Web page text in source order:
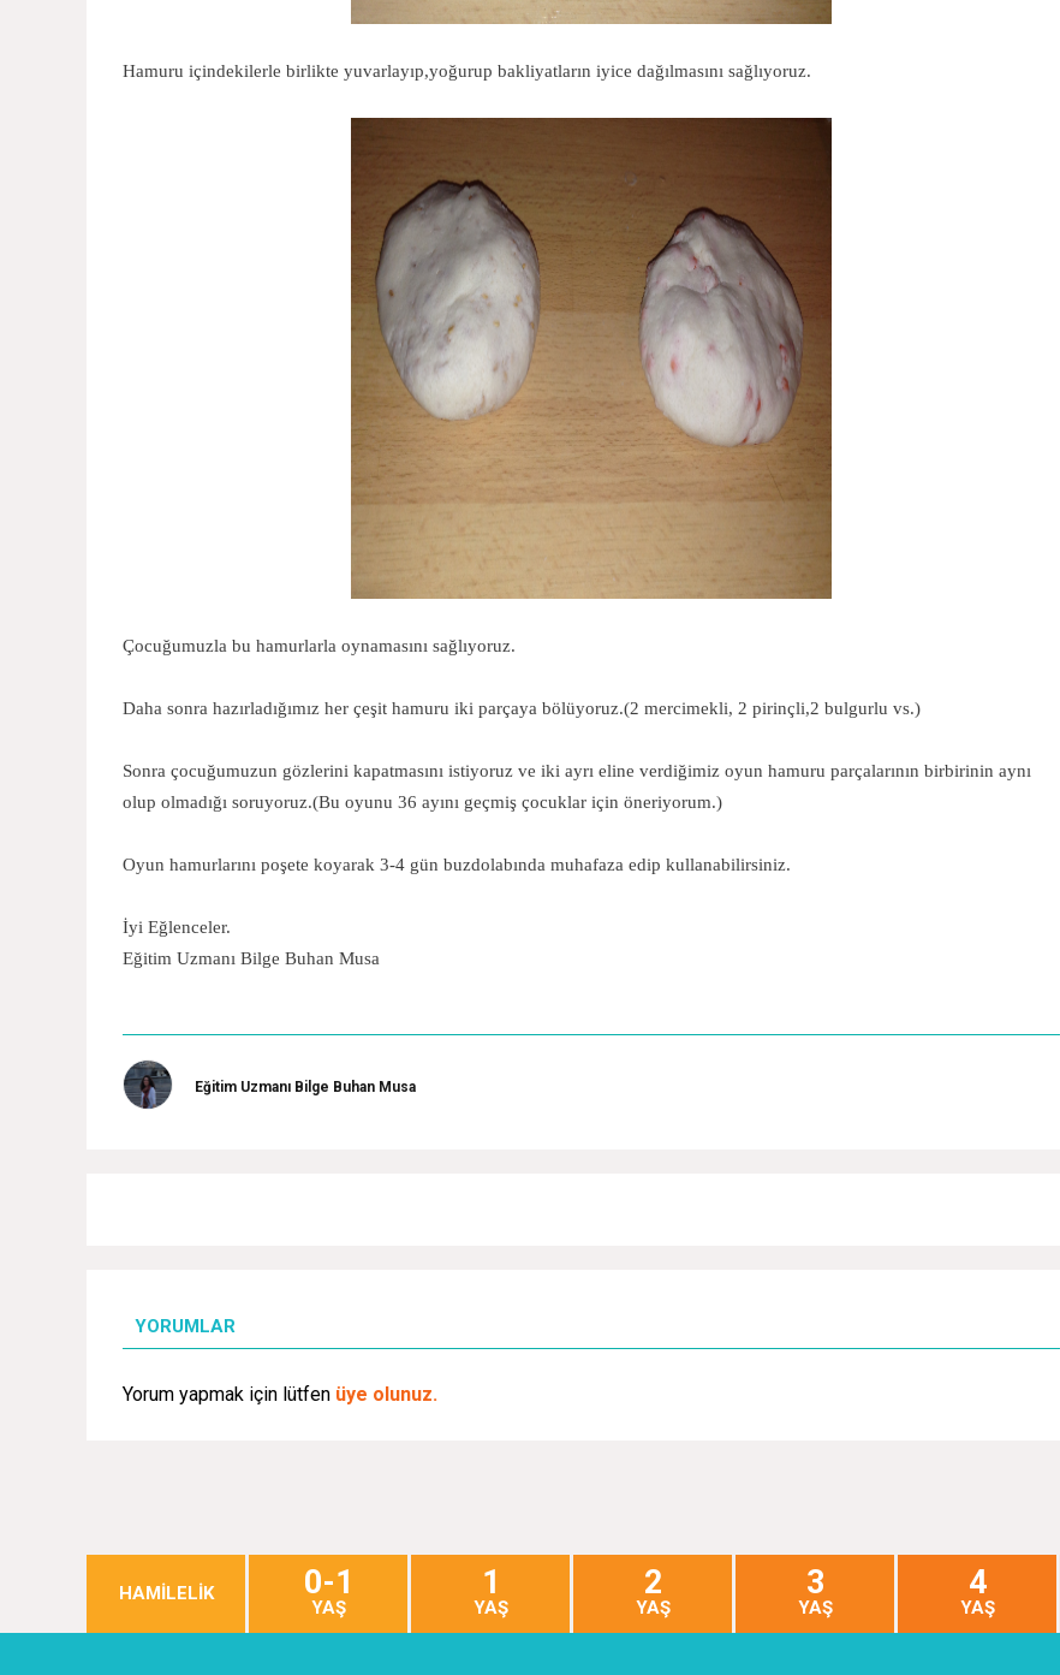
Hamuru içindekilerle birlikte yuvarlayıp,yoğurup bakliyatların iyice dağılmasını sağlıyoruz.
Çocuğumuzla bu hamurlarla oynamasını sağlıyoruz.
Daha sonra hazırladığımız her çeşit hamuru iki parçaya bölüyoruz.(2 mercimekli, 2 pirinçli,2 bulgurlu vs.)
Sonra çocuğumuzun gözlerini kapatmasını istiyoruz ve iki ayrı eline verdiğimiz oyun hamuru parçalarının birbirinin aynı
olup olmadığı soruyoruz.(Bu oyunu 36 ayını geçmiş çocuklar için öneriyorum.)
Oyun hamurlarını poşete koyarak 3-4 gün buzdolabında muhafaza edip kullanabilirsiniz.
İyi Eğlenceler.
Eğitim Uzmanı Bilge Buhan Musa
Eğitim Uzmanı Bilge Buhan Musa
YORUMLAR
Yorum yapmak için lütfen üye olunuz.
HAMİLELİK 0-1
YAŞ
1
YAŞ
2
YAŞ
3
YAŞ
4
YAŞ